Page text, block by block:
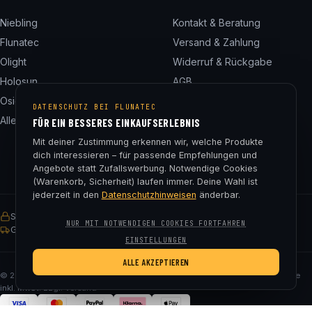
Niebling
Flunatec
Olight
Holosun
Osight
Alle 24 Marken
Kontakt & Beratung
Versand & Zahlung
Widerruf & Rückgabe
AGB
Impressum
Cookie-Einstellungen
SSL-verschlüsselt
Gratis Versand ab € 75
© 2026 Fluna Tec & Research GmbH · FN 330182m, LG Salzburg · Alle Preise
inkl. MwSt. zzgl. Versand
DATENSCHUTZ BEI FLUNATEC
FÜR EIN BESSERES EINKAUFSERLEBNIS
Mit deiner Zustimmung erkennen wir, welche Produkte
dich interessieren – für passende Empfehlungen und
Angebote statt Zufallswerbung. Notwendige Cookies
(Warenkorb, Sicherheit) laufen immer. Deine Wahl ist
jederzeit in den Datenschutzhinweisen änderbar.
ALLE AKZEPTIEREN
EINSTELLUNGEN
NUR MIT NOTWENDIGEN COOKIES FORTFAHREN